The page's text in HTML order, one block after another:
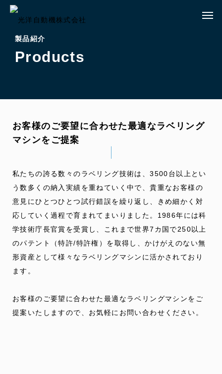
製品紹介
Products
お客様のご要望に合わせた最適なラベリング
マシンをご提案
私たちの誇る数々のラベリング技術は、3500台以上とい
う数多くの納入実績を重ねていく中で、貴重なお客様の
意見にひとつひとつ試行錯誤を繰り返し、きめ細かく対
応していく過程で育まれてまいりました。1986年には科
学技術庁長官賞を受賞し、これまで世界7カ国で250以上
のパテント（特許/特許権）を取得し、かけがえのない無
形資産として様々なラベリングマシンに活かされており
ます。
お客様のご要望に合わせた最適なラベリングマシンをご
提案いたしますので、お気軽にお問い合わせください。